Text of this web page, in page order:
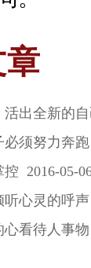
活出全新的
须努力奔
2016-05-
心灵的呼
心看待人事